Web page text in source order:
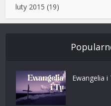
luty 2015 (19)
Ewangelia